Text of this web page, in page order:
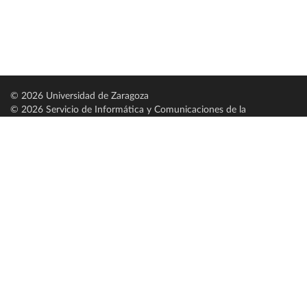
© 2026 Universidad de Zaragoza
© 2026 Servicio de Informática y Comunicaciones de la